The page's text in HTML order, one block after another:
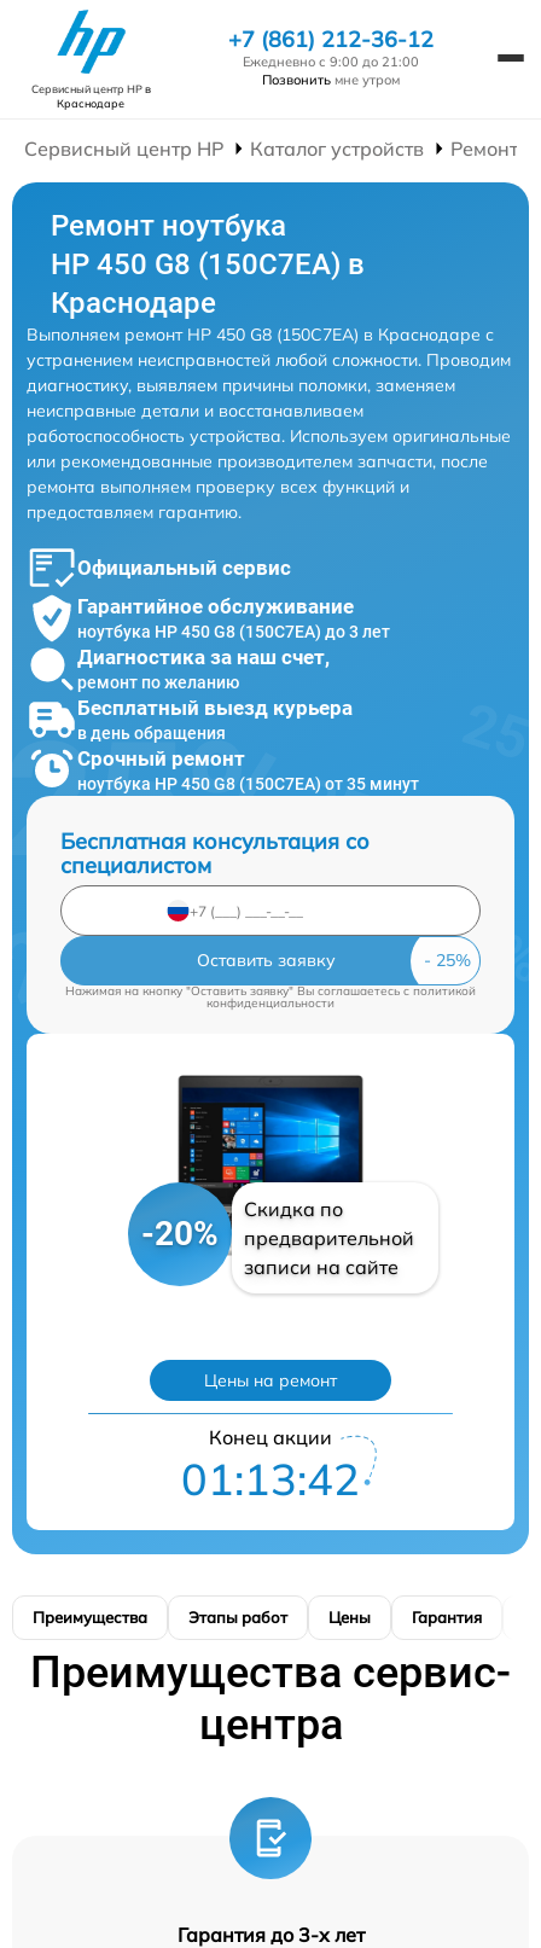
Сервисный центр HPв
Краснодаре
+7 (861) 212-36-12
Ежедневно с 9:00 до 21:00
Позвонить мне утром
Сервисный центр HP Каталог устройств Ремонт
Ремонт ноутбука
HP 450 G8 (150C7EA) в
Краснодаре
Выполняем ремонт HP 450 G8 (150C7EA) в Краснодаре с
устранением неисправностей любой сложности. Проводим
диагностику, выявляем причины поломки, заменяем
неисправные детали и восстанавливаем
работоспособность устройства. Используем оригинальные
или рекомендованные производителем запчасти, после
ремонта выполняем проверку всех функций и
предоставляем гарантию.
Официальный сервис
Гарантийное обслуживание
ноутбука HP 450 G8 (150C7EA) до 3 лет
Диагностика за наш счет,
ремонт по желанию
Бесплатный выезд курьера
в день обращения
Срочный ремонт
ноутбука HP 450 G8 (150C7EA) от 35 минут
Бесплатная консультация со
специалистом
Оставить заявку
Нажимая на кнопку "Оставить заявку" Вы соглашаетесь cполитикой
конфиденциальности
-20%
Скидка по
предварительной
записи на сайте
Цены на ремонт
Конец акции
01:13:41
Преимущества Этапы работ Цены Гарантия
Преимущества сервис-
центра
Гарантия до 3-х лет